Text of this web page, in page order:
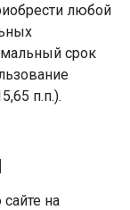
любой
срок
п.п.).
сайте на